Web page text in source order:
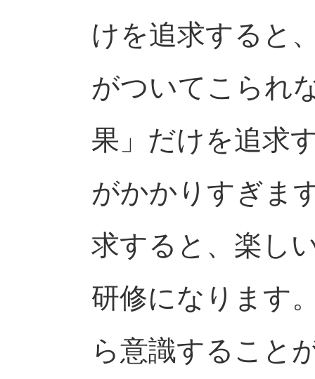
けを追求すると
がついてこられ
果」だけを追求
がかかりすぎま
求すると、楽し
研修になります
ら意識すること